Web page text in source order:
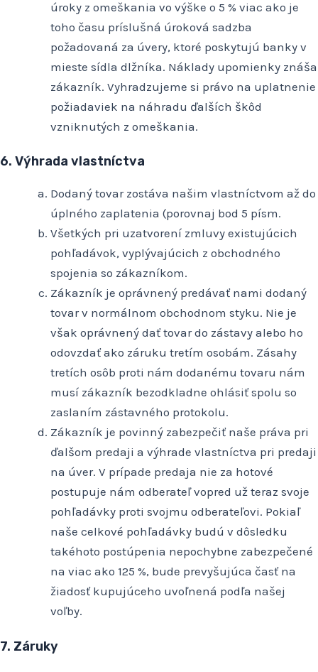
úroky z omeškania vo výške o 5 % viac ako je
toho času príslušná úroková sadzba
požadovaná za úvery, ktoré poskytujú banky v
mieste sídla dlžníka. Náklady upomienky znáša
zákazník. Vyhradzujeme si právo na uplatnenie
požiadaviek na náhradu ďalších škôd
vzniknutých z omeškania.
6. Výhrada vlastníctva
Dodaný tovar zostáva našim vlastníctvom až do
úplného zaplatenia (porovnaj bod 5 písm.
Všetkých pri uzatvorení zmluvy existujúcich
pohľadávok, vyplývajúcich z obchodného
spojenia so zákazníkom.
Zákazník je oprávnený predávať nami dodaný
tovar v normálnom obchodnom styku. Nie je
však oprávnený dať tovar do zástavy alebo ho
odovzdať ako záruku tretím osobám. Zásahy
tretích osôb proti nám dodanému tovaru nám
musí zákazník bezodkladne ohlásiť spolu so
zaslaním zástavného protokolu.
Zákazník je povinný zabezpečiť naše práva pri
ďalšom predaji a výhrade vlastníctva pri predaji
na úver. V prípade predaja nie za hotové
postupuje nám odberateľ vopred už teraz svoje
pohľadávky proti svojmu odberateľovi. Pokiaľ
naše celkové pohľadávky budú v dôsledku
takéhoto postúpenia nepochybne zabezpečené
na viac ako 125 %, bude prevyšujúca časť na
žiadosť kupujúceho uvoľnená podľa našej
voľby.
7. Záruky